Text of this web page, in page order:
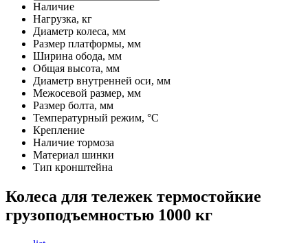
Наличие
Нагрузка, кг
Диаметр колеса, мм
Размер платформы, мм
Ширина обода, мм
Общая высота, мм
Диаметр внутренней оси, мм
Межосевой размер, мм
Размер болта, мм
Температурный режим, °С
Крепление
Наличие тормоза
Материал шинки
Тип кронштейна
Колеса для тележек термостойкие
грузоподъемностью 1000 кг